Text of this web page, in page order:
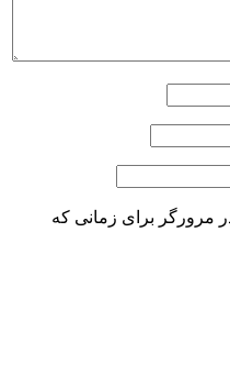
مرورگر برای زمانی که